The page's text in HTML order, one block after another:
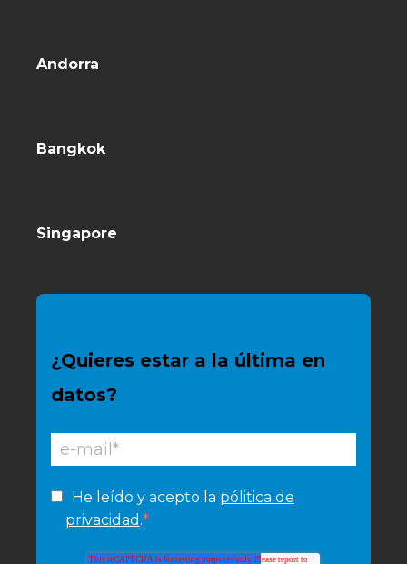
Andorra
Bangkok
Singapore
¿Quieres estar a la última en
datos?
He leído y acepto la pólitica de
privacidad .*